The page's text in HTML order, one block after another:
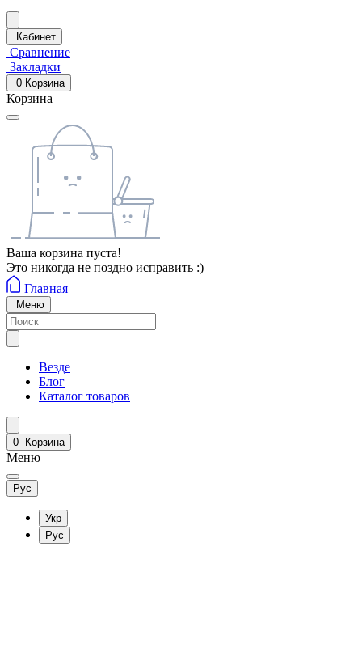
Кабинет
Сравнение
Закладки
0 Корзина
Корзина
Ваша корзина пуста!
Это никогда не поздно исправить :)
Главная
Меню
Везде
Блог
Каталог товаров
0 Корзина
Меню
Рус
Укр
Рус